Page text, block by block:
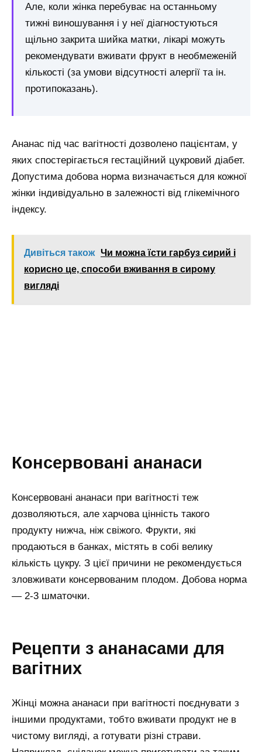
Але, коли жінка перебуває на останньому
тижні виношування і у неї діагностуються
щільно закрита шийка матки, лікарі можуть
рекомендувати вживати фрукт в необмеженій
кількості (за умови відсутності алергії та ін.
протипоказань).
Ананас під час вагітності дозволено пацієнтам, у
яких спостерігається гестаційний цукровий діабет.
Допустима добова норма визначається для кожної
жінки індивідуально в залежності від глікемічного
індексу.
Дивіться також Чи можна їсти гарбуз сирий і
корисно це, способи вживання в сирому
вигляді
Консервовані ананаси
Консервовані ананаси при вагітності теж
дозволяються, але харчова цінність такого
продукту нижча, ніж свіжого. Фрукти, які
продаються в банках, містять в собі велику
кількість цукру. З цієї причини не рекомендується
зловживати консервованим плодом. Добова норма
— 2-3 шматочки.
Рецепти з ананасами для
вагітних
Жінці можна ананаси при вагітності поєднувати з
іншими продуктами, тобто вживати продукт не в
чистому вигляді, а готувати різні страви.